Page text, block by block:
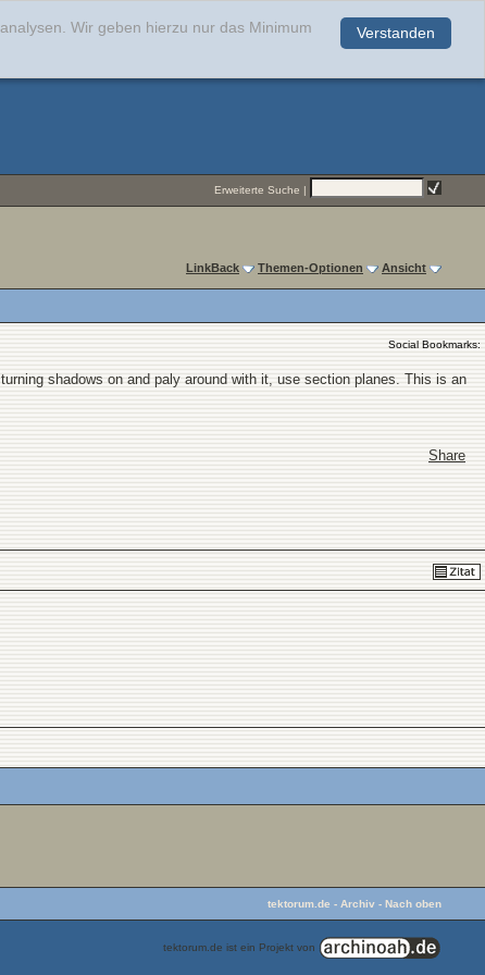
Verstanden
Wir geben hierzu nur das Minimum
Erweiterte Suche |
LinkBack Themen-Optionen Ansicht
Social Bookmarks:
shadows on and paly around with it, use section planes. This is an
Share
tektorum.de - Archiv - Nach oben
tektorum.de ist ein Projekt von